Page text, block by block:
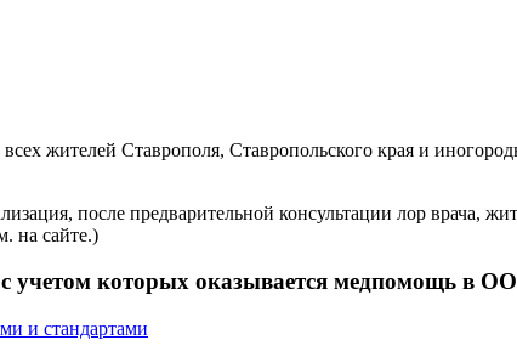
жителей Ставрополя, Ставропольского края и
после предварительной консультации лор врача,
на сайте.)
учетом которых оказывается медпомощь
и стандартами